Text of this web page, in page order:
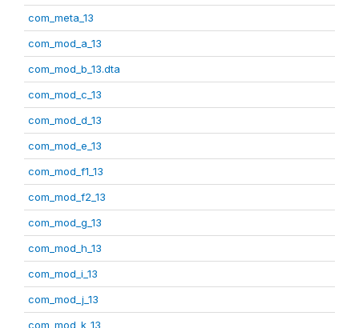
com_meta_13
com_mod_a_13
com_mod_b_13.dta
com_mod_c_13
com_mod_d_13
com_mod_e_13
com_mod_f1_13
com_mod_f2_13
com_mod_g_13
com_mod_h_13
com_mod_i_13
com_mod_j_13
com_mod_k_13